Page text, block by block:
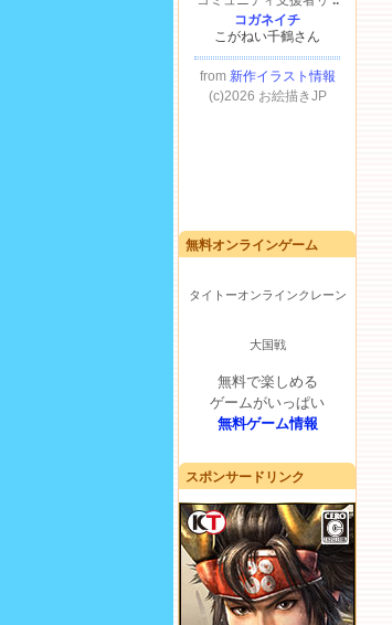
無料オンラインゲーム
タイトーオンラインクレーン
大国戦
無料で楽しめる
ゲームがいっぱい
無料ゲーム情報
スポンサードリンク